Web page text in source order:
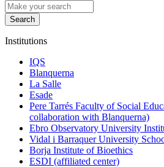
Institutions
IQS
Blanquerna
La Salle
Esade
Pere Tarrés Faculty of Social
collaboration with Blanquerna)
Ebro Observatory University
Vidal i Barraquer University
Borja Institute of Bioethics
ESDI (affiliated center)